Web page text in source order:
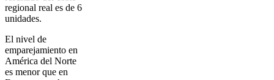
regional real es de 6
unidades.
El nivel de
emparejamiento en
América del Norte
es menor que en